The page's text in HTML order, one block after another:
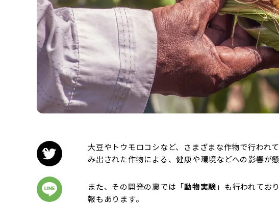
大豆やトウモロコシなど、さまざまな作物で行われ
み出された作物による、健康や環境などへの影響が
また、その開発の裏では「動物実験 」も行われてお
報もあります。